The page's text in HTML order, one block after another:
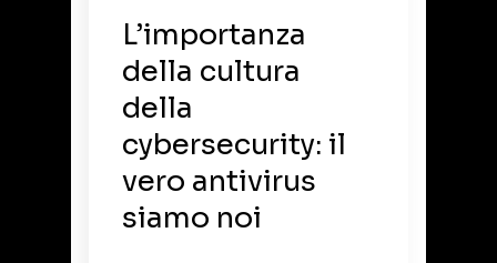
L’importanza
della cultura
della
cybersecurity: il
vero antivirus
siamo noi